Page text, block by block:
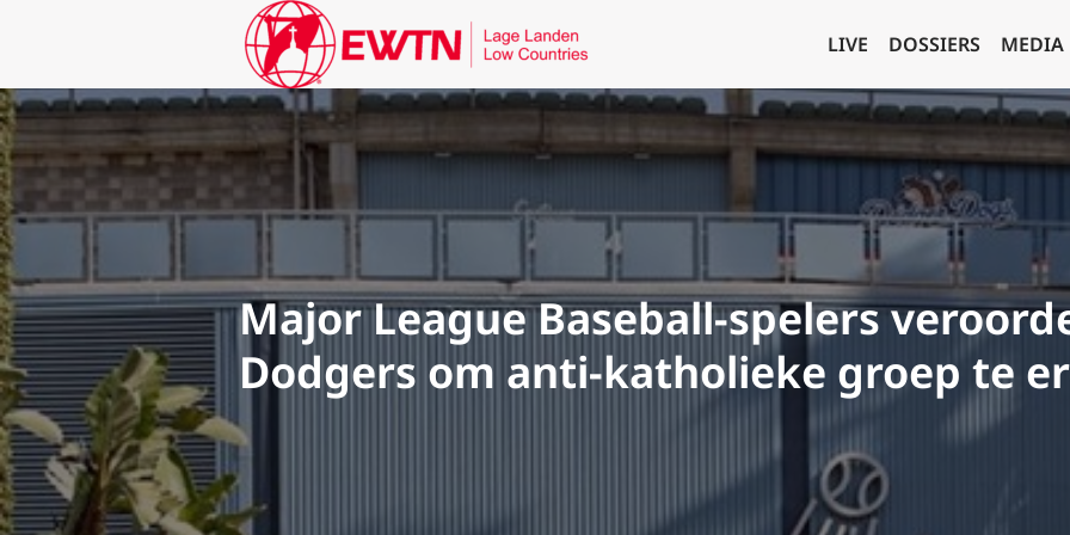
LIVE DOSSIERS MEDIA
Major League Baseball-spelers
Dodgers om anti-katholieke groep te